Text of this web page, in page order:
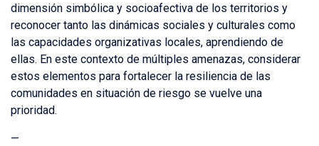
dimensión simbólica y socioafectiva de los territorios y
reconocer tanto las dinámicas sociales y culturales como
las capacidades organizativas locales, aprendiendo de
ellas. En este contexto de múltiples amenazas, considerar
estos elementos para fortalecer la resiliencia de las
comunidades en situación de riesgo se vuelve una
prioridad.
—